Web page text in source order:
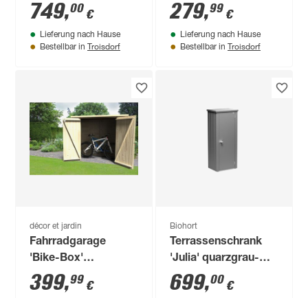
naturfarben 215 x
152 x 95 cm
749,00 €
Lieferung nach Hause
Bestellbar in Troisdorf
100 x 235 x 131 cm
279,99 €
Lieferung nach Hause
Bestellbar in Troisdorf
décor et jardin
Fahrradgarage
'Bike-Box'
Fichtenholz
naturbelassen 193 x
399,99 €
Biohort
Terrassenschrank
'Julia' quarzgrau-
metallic Gr. M High
699,00 €